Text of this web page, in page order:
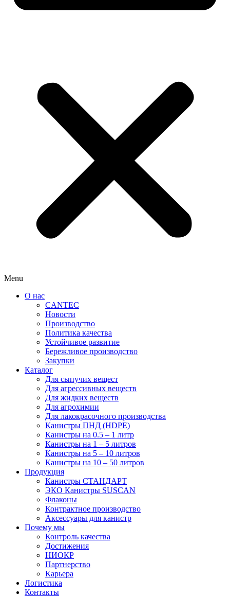
Menu
О нас
CANTEC
Новости
Производство
Политика качества
Устойчивое развитие
Бережливое производство
Закупки
Каталог
Для сыпучих вещест
Для агрессивных веществ
Для жидких веществ
Для агрохимии
Для лакокрасочного производства
Канистры ПНД (HDPE)
Канистры на 0.5 – 1 литр
Канистры на 1 – 5 литров
Канистры на 5 – 10 литров
Канистры на 10 – 50 литров
Продукция
Канистры СТАНДАРТ
ЭКО Канистры SUSCAN
Флаконы
Контрактное производство
Аксессуары для канистр
Почему мы
Контроль качества
Достижения
НИОКР
Партнерство
Карьера
Логистика
Контакты